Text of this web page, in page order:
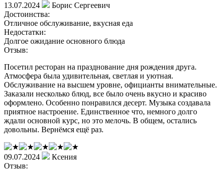
13.07.2024
Борис Сергеевич
Достоинства:
Отличное обслуживание, вкусная еда
Недостатки:
Долгое ожидание основного блюда
Отзыв:
Посетил ресторан на празднование дня рождения друга.
Атмосфера была удивительная, светлая и уютная.
Обслуживание на высшем уровне, официанты внимательные.
Заказали несколько блюд, все было очень вкусно и красиво
оформлено. Особенно понравился десерт. Музыка создавала
приятное настроение. Единственное что, немного долго
ждали основной курс, но это мелочь. В общем, остались
довольны. Вернёмся ещё раз.
09.07.2024
Ксения
Отзыв: